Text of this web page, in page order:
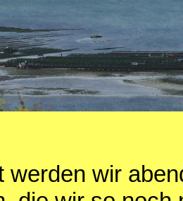
werden wir